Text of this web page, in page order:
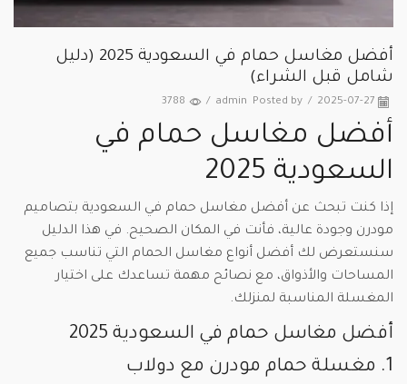
أفضل مغاسل حمام في السعودية 2025 (دليل
شامل قبل الشراء)
/
Posted by
admin
/
3788
أفضل مغاسل حمام في
السعودية 2025
إذا كنت تبحث عن أفضل مغاسل حمام في السعودية بتصاميم
مودرن وجودة عالية، فأنت في المكان الصحيح. في هذا الدليل
سنستعرض لك أفضل أنواع مغاسل الحمام التي تناسب جميع
المساحات والأذواق، مع نصائح مهمة تساعدك على اختيار
المغسلة المناسبة لمنزلك.
أفضل مغاسل حمام في السعودية 2025
1. مغسلة حمام مودرن مع دولاب